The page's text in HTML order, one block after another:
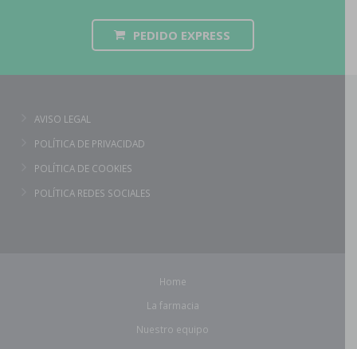
PEDIDO EXPRESS
AVISO LEGAL
POLÍTICA DE PRIVACIDAD
POLÍTICA DE COOKIES
POLÍTICA REDES SOCIALES
Home
La farmacia
Nuestro equipo